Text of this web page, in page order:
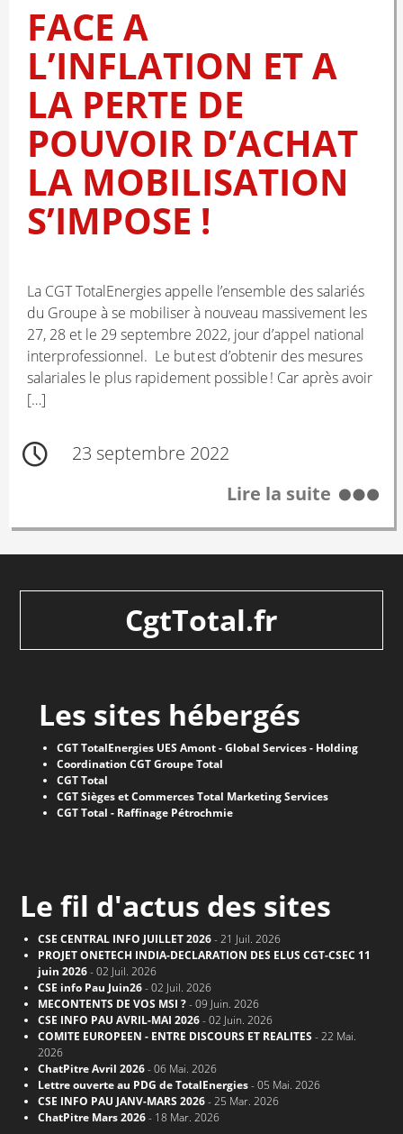
FACE A
L’INFLATION ET A
LA PERTE DE
POUVOIR D’ACHAT
LA MOBILISATION
S’IMPOSE !
La CGT TotalEnergies appelle l’ensemble des salariés
du Groupe à se mobiliser à nouveau massivement les
27, 28 et le 29 septembre 2022, jour d’appel national
interprofessionnel. Le but est d’obtenir des mesures
salariales le plus rapidement possible ! Car après avoir
[…]
23 septembre 2022
Lire la suite
CgtTotal.fr
Les sites hébergés
CGT TotalEnergies UES Amont - Global Services - Holding
Coordination CGT Groupe Total
CGT Total
CGT Sièges et Commerces Total Marketing Services
CGT Total - Raffinage Pétrochmie
Le fil d'actus des sites
CSE CENTRAL INFO JUILLET 2026- 21 Juil. 2026
PROJET ONETECH INDIA-DECLARATION DES ELUS CGT-CSEC 11
juin 2026- 02 Juil. 2026
CSE info Pau Juin26- 02 Juil. 2026
MECONTENTS DE VOS MSI ?- 09 Juin. 2026
CSE INFO PAU AVRIL-MAI 2026- 02 Juin. 2026
COMITE EUROPEEN - ENTRE DISCOURS ET REALITES - 22 Mai.
2026
ChatPitre Avril 2026- 06 Mai. 2026
Lettre ouverte au PDG de TotalEnergies- 05 Mai. 2026
CSE INFO PAU JANV-MARS 2026- 25 Mar. 2026
ChatPitre Mars 2026- 18 Mar. 2026